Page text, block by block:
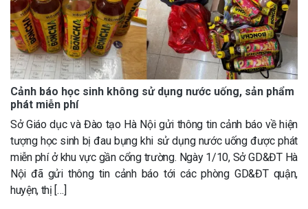
Cảnh báo học sinh không sử dụng nước uống, sản phẩm
phát miễn phí
Sở Giáo dục và Đào tạo Hà Nội gửi thông tin cảnh báo về hiện
tượng học sinh bị đau bụng khi sử dụng nước uống được phát
miễn phí ở khu vực gần cổng trường. Ngày 1/10, Sở GD&ĐT Hà
Nội đã gửi thông tin cảnh báo tới các phòng GD&ĐT quận,
huyện, thị […]